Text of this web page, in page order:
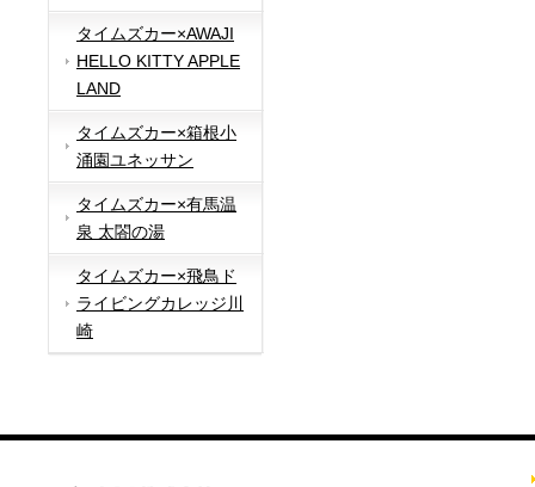
タイムズカー×AWAJI
HELLO KITTY APPLE
LAND
タイムズカー×箱根小
涌園ユネッサン
タイムズカー×有馬温
泉 太閤の湯
タイムズカー×飛鳥ド
ライビングカレッジ川
崎